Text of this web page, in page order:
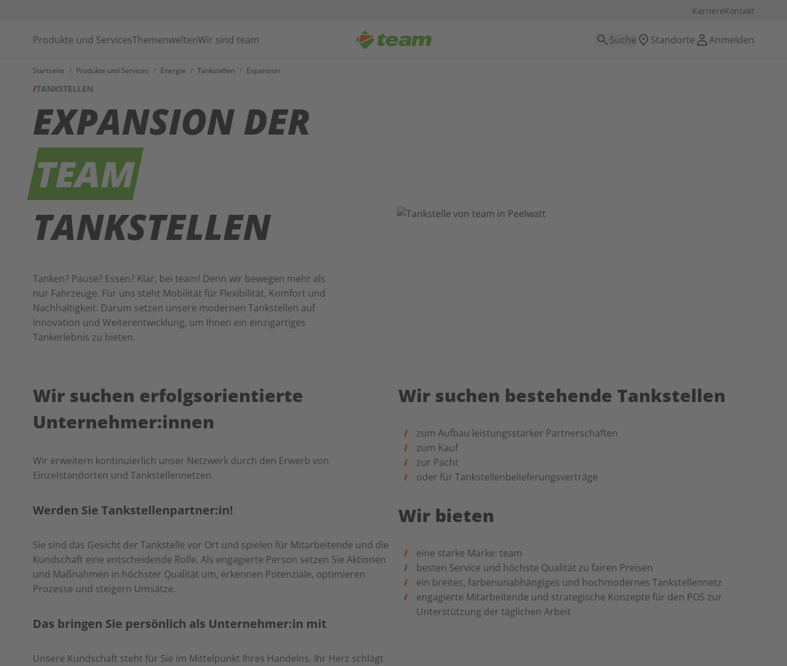
KarriereKontakt
Produkte und ServicesThemenweltenWir sind team Suche Standorte Anmelden
Startseite / Produkte und Services / Energie / Tankstellen / Expansion
TANKSTELLEN
EXPANSION DER
TEAM
TANKSTELLEN
Tanken? Pause? Essen? Klar, bei team! Denn wir bewegen mehr als
nur Fahrzeuge. Für uns steht Mobilität für Flexibilität, Komfort und
Nachhaltigkeit. Darum setzen unsere modernen Tankstellen auf
Innovation und Weiterentwicklung, um Ihnen ein einzigartiges
Tankerlebnis zu bieten.
Wir suchen erfolgsorientierte
Unternehmer:innen
Wir erweitern kontinuierlich unser Netzwerk durch den Erwerb von
Einzelstandorten und Tankstellennetzen.
Werden Sie Tankstellenpartner:in!
Sie sind das Gesicht der Tankstelle vor Ort und spielen für Mitarbeitende und die
Kundschaft eine entscheidende Rolle. Als engagierte Person setzen Sie Aktionen
und Maßnahmen in höchster Qualität um, erkennen Potenziale, optimieren
Prozesse und steigern Umsätze.
Das bringen Sie persönlich als Unternehmer:in mit
Unsere Kundschaft steht für Sie im Mittelpunkt Ihres Handelns. Ihr Herz schlägt
Wir suchen bestehende Tankstellen
zum Aufbau leistungsstarker Partnerschaften
zum Kauf
zur Pacht
oder für Tankstellenbelieferungsverträge
Wir bieten
eine starke Marke: team
besten Service und höchste Qualität zu fairen Preisen
ein breites, farbenunabhängiges und hochmodernes Tankstellennetz
engagierte Mitarbeitende und strategische Konzepte für den POS zur
Unterstützung der täglichen Arbeit